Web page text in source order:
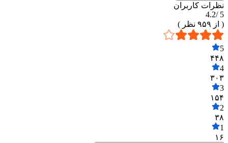
نظرات کاربران
5 /
4.2
( از ۹۵۹ نظر )
5
۴۴۸
4
۳۰۳
3
۱۵۴
2
۳۸
1
۱۶